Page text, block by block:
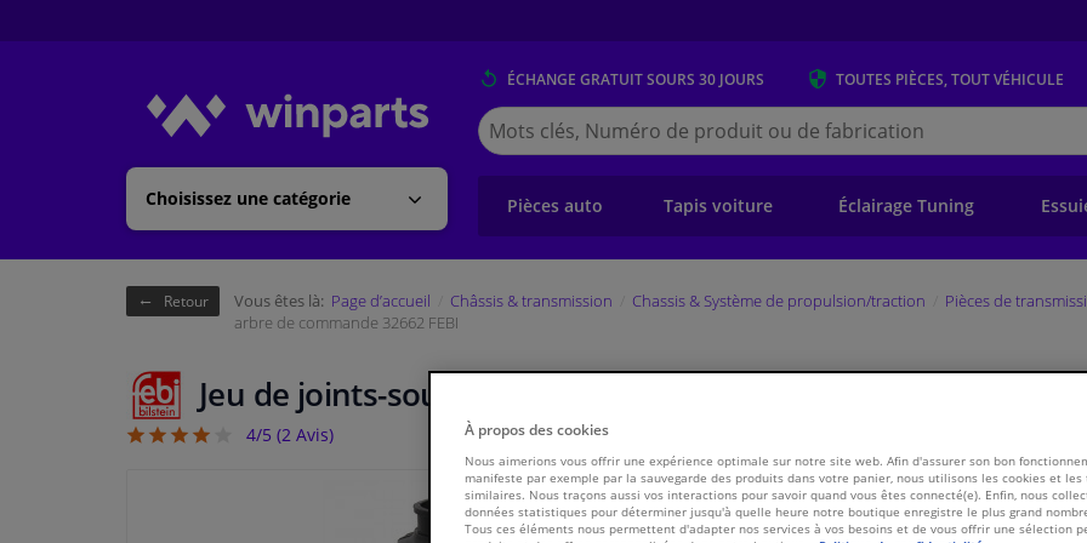
Choisissez une catégorie
ÉCHANGE GRATUITSOURS 30 JOURS TOUTES PIÈCES, TOUT VÉHICULE
Chercher
Winparts.be
(Wallonie)
Pièces auto Tapis voiture Éclairage Tuning
Retour Vous êtes là: Page d’accueil Châssis & transmission Chassis & Système de propulsion/traction Pièces de
arbre de commande 32662 FEBI
Jeu de joints-soufflets, arbre de commande 32662 FEBI
4/5 (2 Avis)
€ 13,78 TTC
À propos des cookies
Nous aimerions vous offrir une expérience optimale sur notre site web. Afin d'assurer son bon
manifeste par exemple par la sauvegarde des produits dans votre panier, nous utilisons les cookies et les
similaires. Nous traçons aussi vos interactions pour savoir quand vous êtes connecté(e). Enfin, nous
données statistiques pour déterminer jusqu'à quelle heure notre boutique enregistre le plus grand
Tous ces éléments nous permettent d'adapter nos services à vos besoins et de vous offrir une sélection